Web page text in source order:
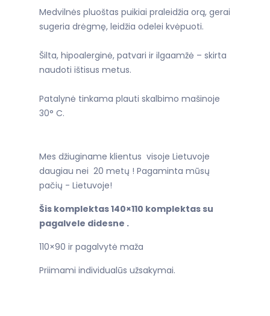
Medvilnės pluoštas puikiai praleidžia orą, gerai
sugeria drėgmę, leidžia odelei kvėpuoti.
Šilta, hipoalerginė, patvari ir ilgaamžė – skirta
naudoti ištisus metus.
Patalynė tinkama plauti skalbimo mašinoje
30° C.
Mes džiuginame klientus visoje Lietuvoje
daugiau nei 20 metų ! Pagaminta mūsų
pačių - Lietuvoje!
Šis komplektas 140×110 komplektas su
pagalvele didesne .
110×90 ir pagalvytė maža
Priimami individualūs užsakymai.